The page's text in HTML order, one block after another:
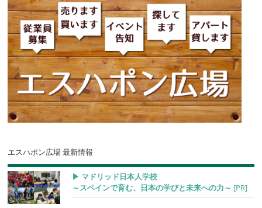
エスハポン広場 最新情報
▶︎ マドリッド日本人学校
～スペインで育む、日本の学びと未来への力～ [PR]